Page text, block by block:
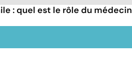
: quel est le rôle du médecin